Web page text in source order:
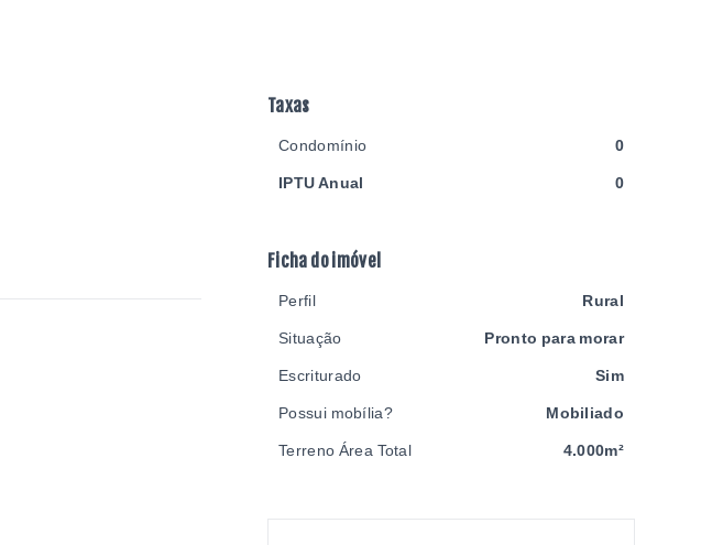
Taxas
Condomínio 0
IPTU Anual 0
Ficha do imóvel
Perfil Rural
Situação Pronto para morar
Escriturado Sim
Possui mobília? Mobiliado
Terreno Área Total 4.000m²